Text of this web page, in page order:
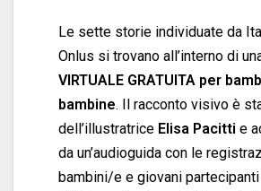
Le sette storie individuate da
Onlus si trovano all’interno di
VIRTUALE GRATUITA per
bambine. Il racconto visivo è
dell’illustratrice Elisa Pacitti e
da un’audioguida con le
bambini/e e giovani